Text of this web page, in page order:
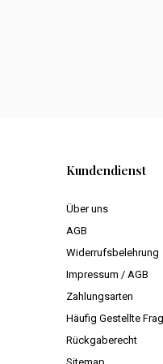
Kundendienst
Über uns
AGB
Widerrufsbelehrung
Impressum / AGB
Zahlungsarten
Häufig Gestellte
Rückgaberecht